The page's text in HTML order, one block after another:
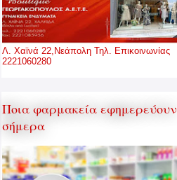
Λ. Χαϊνά 22,Νεάπολη Τηλ. Επικοινωνίας
2221060280
Ποια φαρμακεία εφημερεύουν
σήμερα